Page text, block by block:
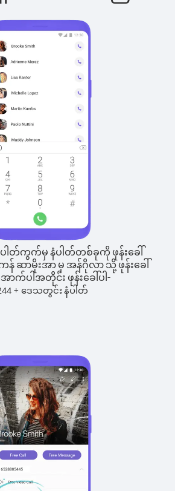
နံပါတ်ကွက်မှ နံပါတ်တစ်ခုကို ဖုန်းခေါ်
ဆာမိုးအာ မှ အန်ဂိုလာ သို့ ဖုန်းခေါ်
ာက်ပါအတိုင်း ဖုန်းခေါ်ပါ-
+ ဒေသတွင်း နံပါတ်